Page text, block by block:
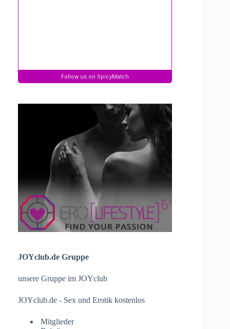
JOYclub.de Gruppe
unsere Gruppe im JOYclub
JOYclub.de - Sex und Erotik kostenlos
Mitglieder